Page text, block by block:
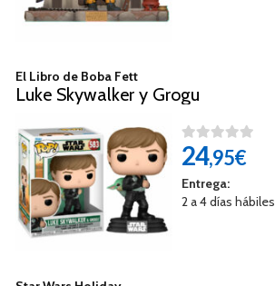
El Libro de Boba Fett
Luke Skywalker y Grogu
24,95€
Entrega:
2 a 4 días hábiles